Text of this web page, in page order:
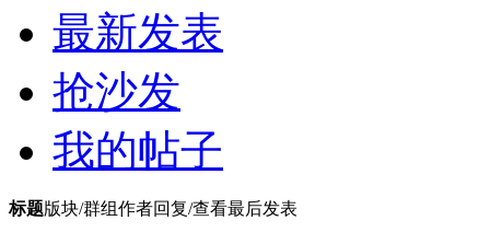
最新发表
抢沙发
我的帖子
标题版块/群组作者回复/查看最后发表